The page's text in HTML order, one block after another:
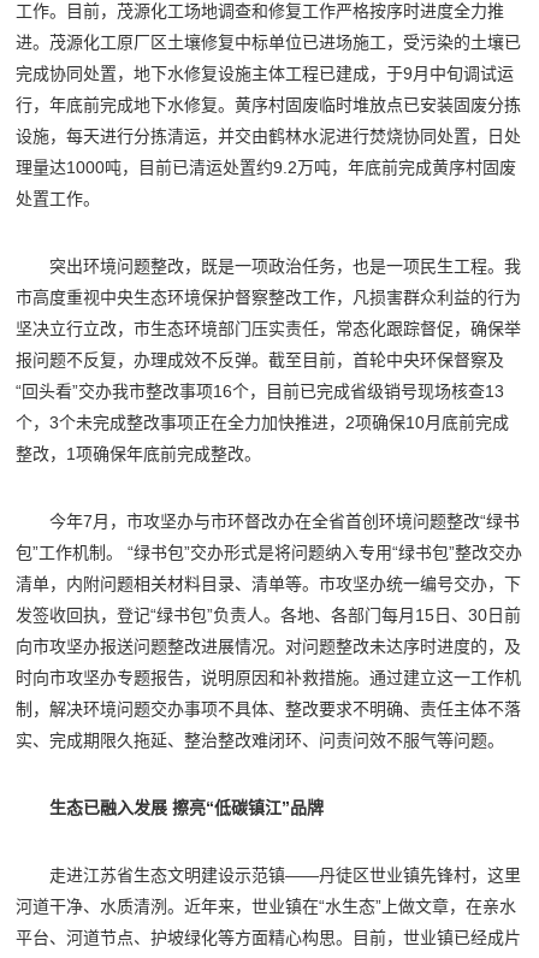
工作。目前，茂源化工场地调查和修复工作严格按序时进度全力推
进。茂源化工原厂区土壤修复中标单位已进场施工，受污染的土壤已
完成协同处置，地下水修复设施主体工程已建成，于9月中旬调试运
行，年底前完成地下水修复。黄序村固废临时堆放点已安装固废分拣
设施，每天进行分拣清运，并交由鹤林水泥进行焚烧协同处置，日处
理量达1000吨，目前已清运处置约9.2万吨，年底前完成黄序村固废
处置工作。
突出环境问题整改，既是一项政治任务，也是一项民生工程。我
市高度重视中央生态环境保护督察整改工作，凡损害群众利益的行为
坚决立行立改，市生态环境部门压实责任，常态化跟踪督促，确保举
报问题不反复，办理成效不反弹。截至目前，首轮中央环保督察及
“回头看”交办我市整改事项16个，目前已完成省级销号现场核查13
个，3个未完成整改事项正在全力加快推进，2项确保10月底前完成
整改，1项确保年底前完成整改。
今年7月，市攻坚办与市环督改办在全省首创环境问题整改“绿书
包”工作机制。 “绿书包”交办形式是将问题纳入专用“绿书包”整改交办
清单，内附问题相关材料目录、清单等。市攻坚办统一编号交办，下
发签收回执，登记“绿书包”负责人。各地、各部门每月15日、30日前
向市攻坚办报送问题整改进展情况。对问题整改未达序时进度的，及
时向市攻坚办专题报告，说明原因和补救措施。通过建立这一工作机
制，解决环境问题交办事项不具体、整改要求不明确、责任主体不落
实、完成期限久拖延、整治整改难闭环、问责问效不服气等问题。
生态已融入发展 擦亮“低碳镇江”品牌
走进江苏省生态文明建设示范镇——丹徒区世业镇先锋村，这里
河道干净、水质清洌。近年来，世业镇在“水生态”上做文章，在亲水
平台、河道节点、护坡绿化等方面精心构思。目前，世业镇已经成片